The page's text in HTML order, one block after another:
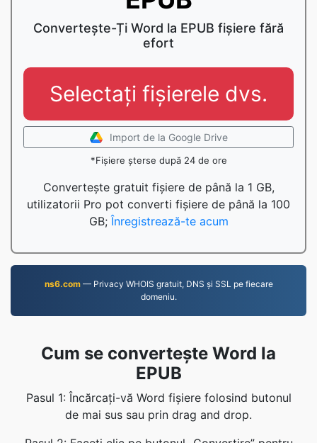
Convertește-Ți Word la EPUB fișiere fără
efort
Selectați fișierele dvs.
Import de la Google Drive
*Fișiere șterse după 24 de ore
Convertește gratuit fișiere de până la 1 GB,
utilizatorii Pro pot converti fișiere de până la 100
GB;Înregistrează-te acum
ns6.com— Privacy WHOIS gratuit, DNS și SSL pe fiecare
domeniu.
Cum se convertește Word la
EPUB
Pasul 1: Încărcați-vă Word fișiere folosind butonul
de mai sus sau prin drag and drop.